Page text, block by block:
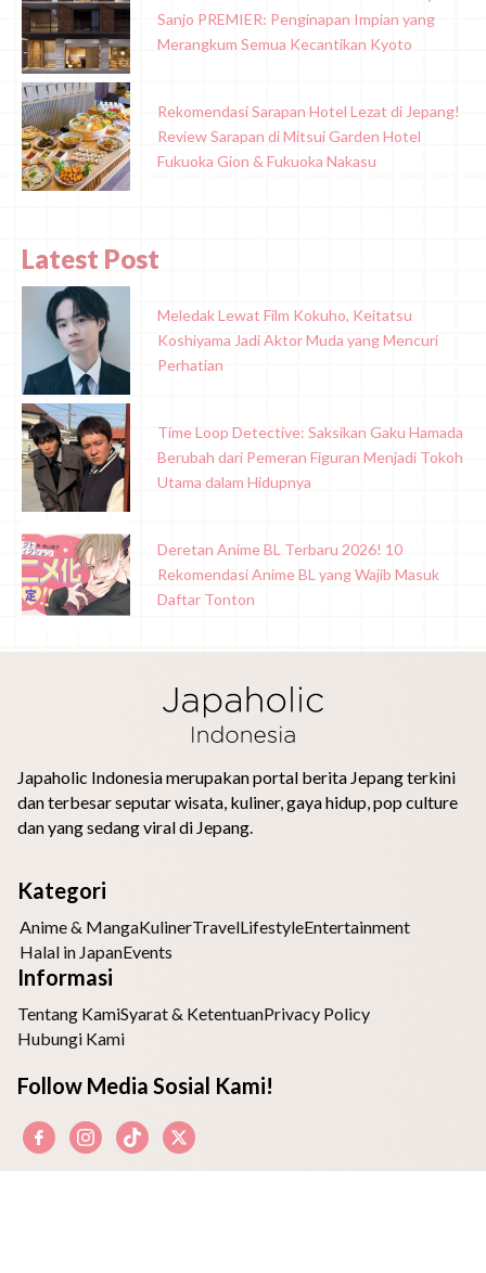
Sanjo PREMIER: Penginapan Impian yang
Merangkum Semua Kecantikan Kyoto
Rekomendasi Sarapan Hotel Lezat di Jepang!
Review Sarapan di Mitsui Garden Hotel
Fukuoka Gion & Fukuoka Nakasu
Latest Post
Meledak Lewat Film Kokuho, Keitatsu
Koshiyama Jadi Aktor Muda yang Mencuri
Perhatian
Time Loop Detective: Saksikan Gaku Hamada
Berubah dari Pemeran Figuran Menjadi Tokoh
Utama dalam Hidupnya
Deretan Anime BL Terbaru 2026! 10
Rekomendasi Anime BL yang Wajib Masuk
Daftar Tonton
Japaholic Indonesia merupakan portal berita Jepang terkini
dan terbesar seputar wisata, kuliner, gaya hidup, pop culture
dan yang sedang viral di Jepang.
Kategori
Anime & MangaKulinerTravelLifestyleEntertainment
Halal in JapanEvents
Informasi
Tentang KamiSyarat & KetentuanPrivacy Policy
Hubungi Kami
Follow Media Sosial Kami!